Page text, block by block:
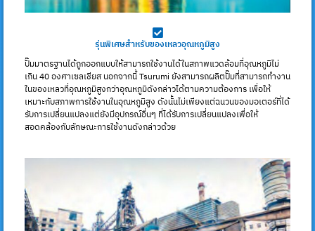
รุ่นพิเศษสำหรับของเหลวอุณหภูมิสูง
ปั๊มมาตรฐานได้ถูกออกแบบให้สามารถใช้งานได้ในสภาพแวดล้อมที่อุณหภูมิไม่
เกิน 40 องศาเซลเชียส นอกจากนี้ Tsurumi ยังสามารถผลิตปั๊มที่สามารถทำงาน
ในของเหลวที่อุณหภูมิสูงกว่าอุณหภูมิดังกล่าวได้ตามความต้องการ เพื่อให้
เหมาะกับสภาพการใช้งานในอุณหภูมิสูง ดังนั้นไม่เพียงแต่ฉนวนของมอเตอร์ที่ได้
รับการเปลี่ยนแปลงแต่ยังมีอุปกรณ์อื่นๆ ที่ได้รับการเปลี่ยนแปลงเพื่อให้
สอดคล้องกับลักษณะการใช้งานดังกล่าวด้วย